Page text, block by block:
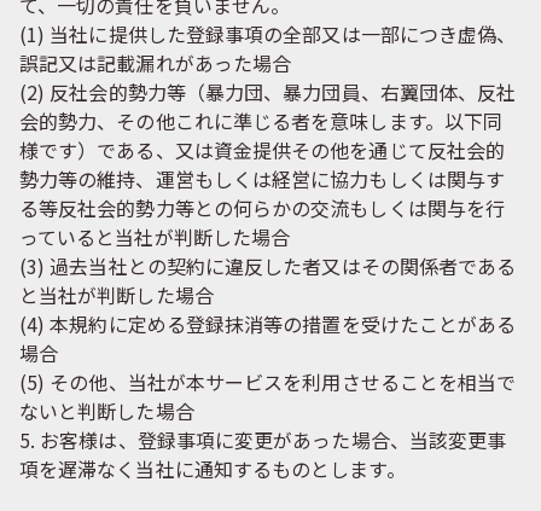
(1) 当社に提供した登録事項の全部又は一部につき虚偽、
誤記又は記載漏れがあった場合
(2) 反社会的勢力等（暴力団、暴力団員、右翼団体、反社
会的勢力、その他これに準じる者を意味します。以下同
様です）である、又は資金提供その他を通じて反社会的
勢力等の維持、運営もしくは経営に協力もしくは関与す
る等反社会的勢力等との何らかの交流もしくは関与を行
っていると当社が判断した場合
(3) 過去当社との契約に違反した者又はその関係者である
と当社が判断した場合
(4) 本規約に定める登録抹消等の措置を受けたことがある
場合
(5) その他、当社が本サービスを利用させることを相当で
ないと判断した場合
5. お客様は、登録事項に変更があった場合、当該変更事
項を遅滞なく当社に通知するものとします。